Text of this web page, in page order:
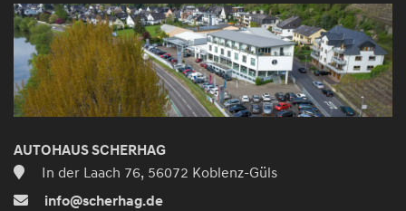
AUTOHAUS SCHERHAG
In der Laach 76, 56072 Koblenz-Güls
info@scherhag.de